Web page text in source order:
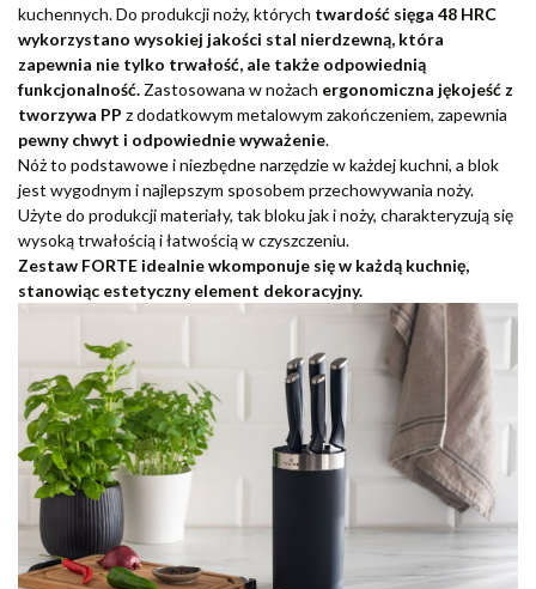
kuchennych. Do produkcji noży, których twardość sięga 48 HRC
wykorzystano wysokiej jakości stal nierdzewną, która
zapewnia nie tylko trwałość, ale także odpowiednią
funkcjonalność. Zastosowana w nożach ergonomiczna jękojeść z
tworzywa PP z dodatkowym metalowym zakończeniem, zapewnia
pewny chwyt i odpowiednie wyważenie.
Nóż to podstawowe i niezbędne narzędzie w każdej kuchni, a blok
jest wygodnym i najlepszym sposobem przechowywania noży.
Użyte do produkcji materiały, tak bloku jak i noży, charakteryzują się
wysoką trwałością i łatwością w czyszczeniu.
Zestaw FORTE idealnie wkomponuje się w każdą kuchnię,
stanowiąc estetyczny element dekoracyjny.